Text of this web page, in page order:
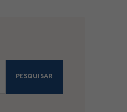
PESQUISAR